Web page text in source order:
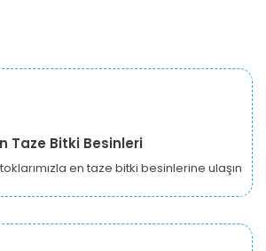
Taze Bitki Besinleri
en taze bitki besinlerine ulaşın